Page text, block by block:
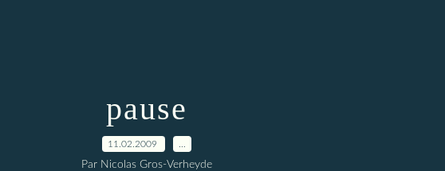
pause
11.02.2009
Par Nicolas Gros-Verheyde